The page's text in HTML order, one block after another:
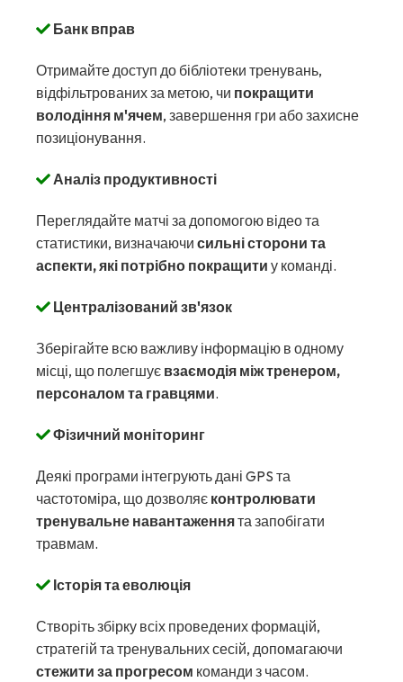
Банк вправ
Отримайте доступ до бібліотеки тренувань,
відфільтрованих за метою, чи покращити
володіння м'ячем, завершення гри або захисне
позиціонування.
Аналіз продуктивності
Переглядайте матчі за допомогою відео та
статистики, визначаючисильні сторони та
аспекти, які потрібно покращити у команді.
Централізований зв'язок
Зберігайте всю важливу інформацію в одному
місці, що полегшує взаємодія між тренером,
персоналом та гравцями.
Фізичний моніторинг
Деякі програми інтегрують дані GPS та
частотоміра, що дозволяє контролювати
тренувальне навантаженнята запобігати
травмам.
Історія та еволюція
Створіть збірку всіх проведених формацій,
стратегій та тренувальних сесій, допомагаючи
стежити за прогресом команди з часом.